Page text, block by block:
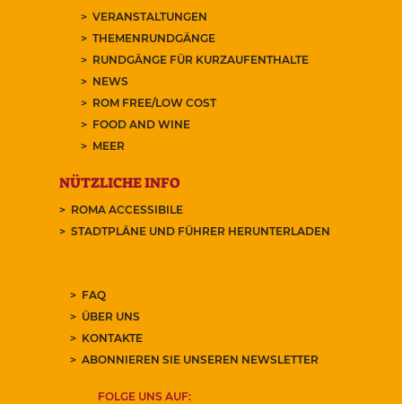
VERANSTALTUNGEN
THEMENRUNDGÄNGE
RUNDGÄNGE FÜR KURZAUFENTHALTE
NEWS
ROM FREE/LOW COST
FOOD AND WINE
MEER
NÜTZLICHE INFO
ROMA ACCESSIBILE
STADTPLÄNE UND FÜHRER HERUNTERLADEN
FAQ
ÜBER UNS
KONTAKTE
ABONNIEREN SIE UNSEREN NEWSLETTER
FOLGE UNS AUF: